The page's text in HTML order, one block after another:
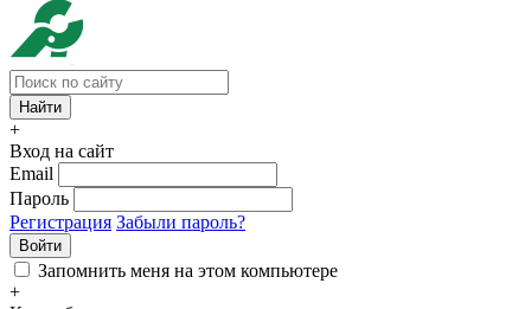
+
Вход на сайт
Email
Пароль
Регистрация Забыли пароль?
Войти
Запомнить меня на этом компьютере
+